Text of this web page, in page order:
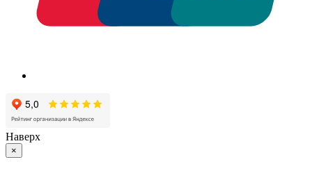
Наверх
×